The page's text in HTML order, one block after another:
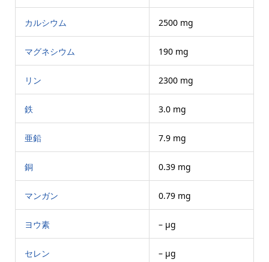
カルシウム 2500 mg
マグネシウム 190 mg
リン 2300 mg
鉄 3.0 mg
亜鉛 7.9 mg
銅 0.39 mg
マンガン 0.79 mg
ヨウ素 – μg
セレン – μg